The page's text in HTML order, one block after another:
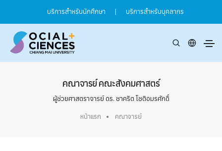
บริการสำหรับนักศึกษา | บริการสำหรับบุคลากร
คณาจารย์ คณะสังคมศาสตร์
ผู้ช่วยศาสตราจารย์ ดร. ชาคริต โชติอมรศักดิ์
หน้าแรก คณาจารย์